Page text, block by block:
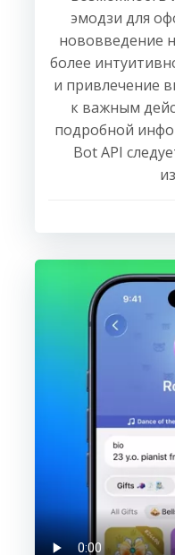
эмодзи для
нововведение
более
и привлечение
к важным
подробной
Bot API